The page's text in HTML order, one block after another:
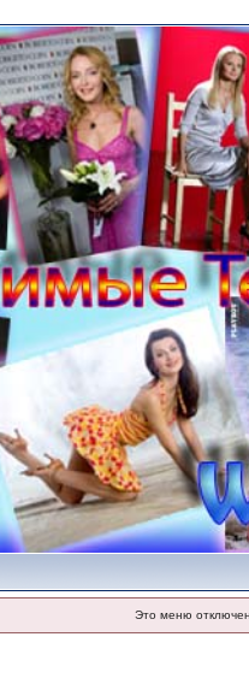
Это меню